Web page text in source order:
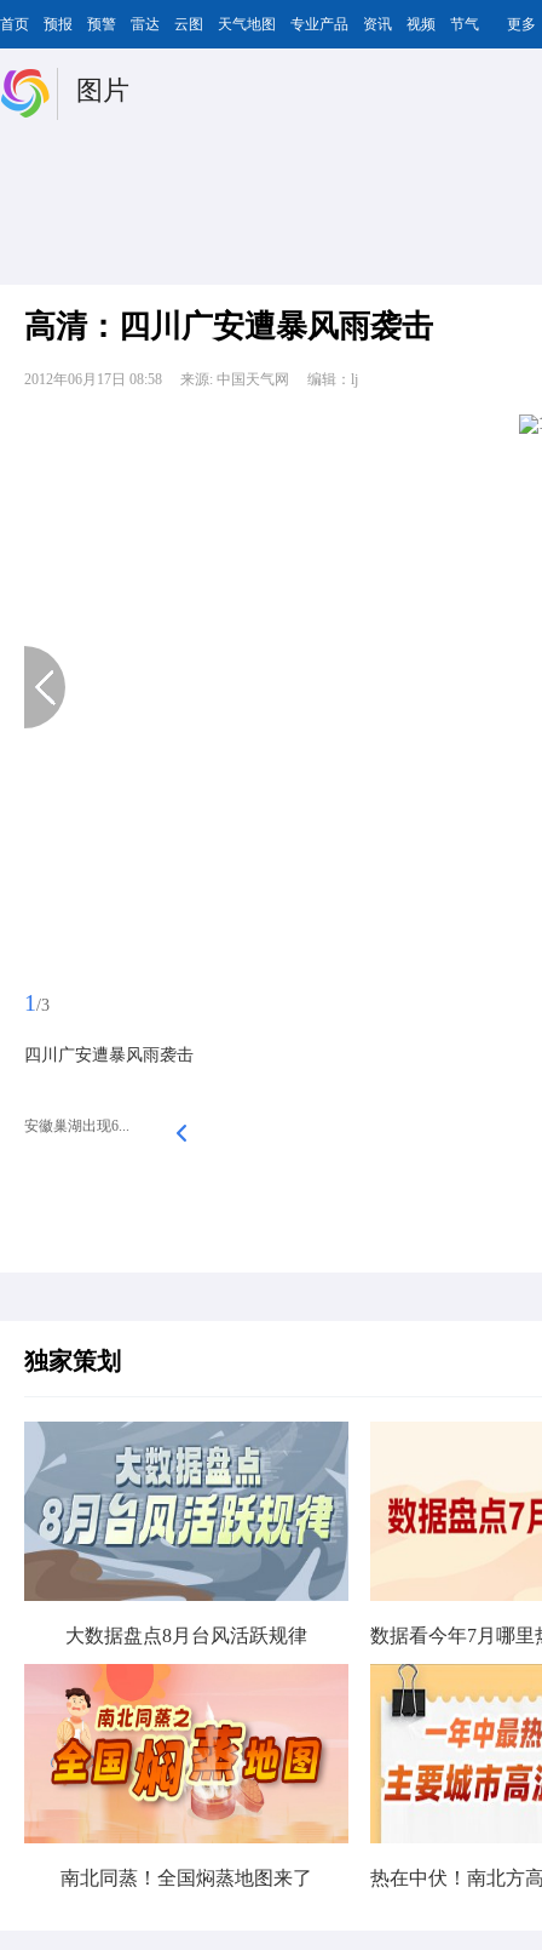
首页 预报 预警 雷达 云图 天气地图 专业产品 资讯 视频 节气 更多
图片
高清：四川广安遭暴风雨袭击
2012年06月17日 08:58 来源: 中国天气网 编辑：lj
1 /3
四川广安遭暴风雨袭击
安徽巢湖出现6...
独家策划
大数据盘点8月台风活跃规律
南北同蒸！全国焖蒸地图来了